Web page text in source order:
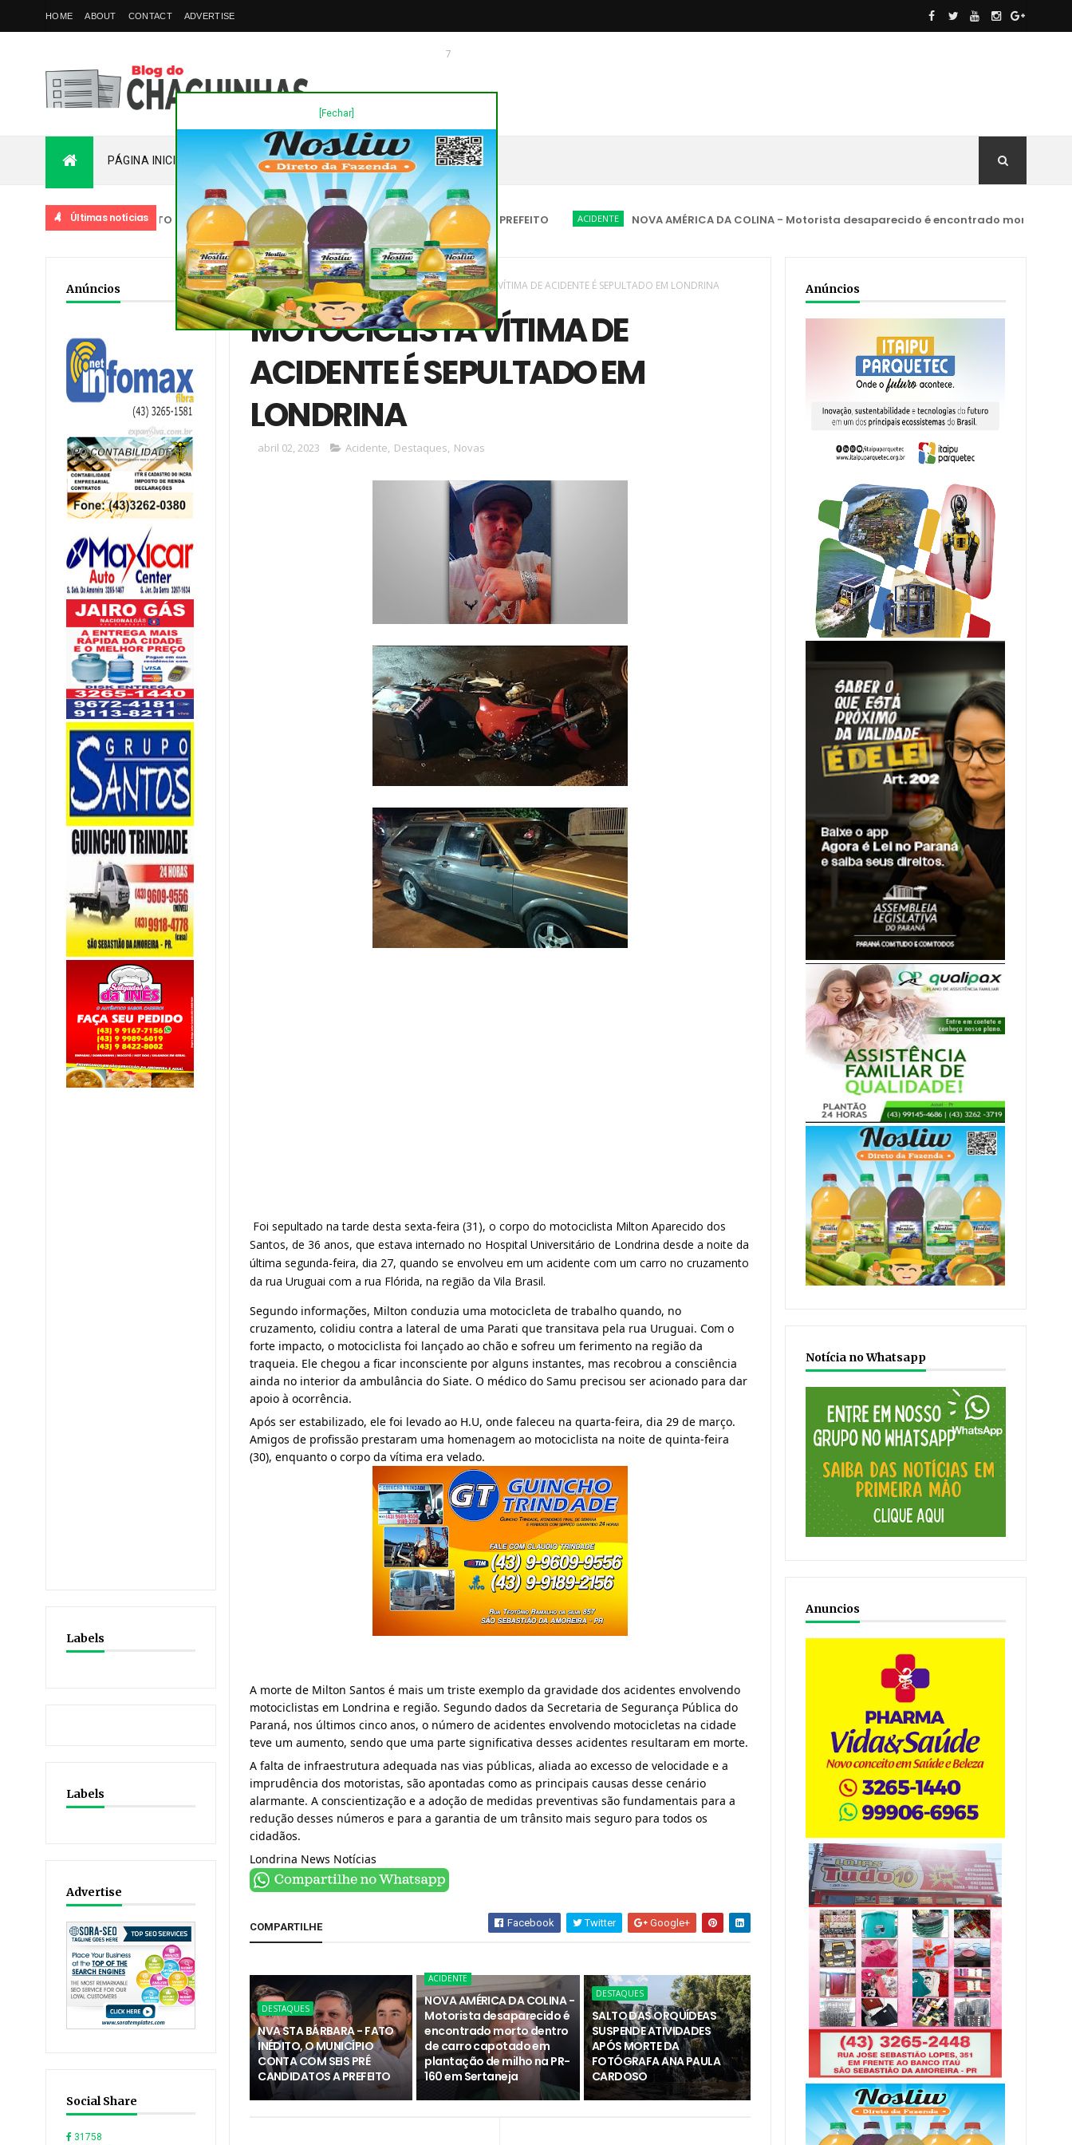
[Fechar]
HOME ABOUT CONTACT ADVERTISE
7
PÁGINA INICIAL PLANTÃO FALE COM O CHAGUINHAS
Últimas notícias
STA BÁRBARA - FATO INÉDITO, O MUNICÍPIO CONTA COM SEIS PRÉ CANDIDATOS A PREFEITO ACIDENTE NOVA AMÉRICA DA COLINA - Motorista desaparecido é encontrado morto dentro de
Anúncios
Labels
Labels
Advertise
Social Share
31758
Home/Acidente/Destaques/Novas/MOTOCICLISTA VÍTIMA DE ACIDENTE É SEPULTADO EM LONDRINA
MOTOCICLISTA VÍTIMA DE
ACIDENTE É SEPULTADO EM
LONDRINA
abril 02, 2023 Acidente, Destaques, Novas
Foi sepultado na tarde desta sexta-feira (31), o corpo do motociclista Milton Aparecido dos
Santos, de 36 anos, que estava internado no Hospital Universitário de Londrina desde a noite da
última segunda-feira, dia 27, quando se envolveu em um acidente com um carro no cruzamento
da rua Uruguai com a rua Flórida, na região da Vila Brasil.
Segundo informações, Milton conduzia uma motocicleta de trabalho quando, no
cruzamento, colidiu contra a lateral de uma Parati que transitava pela rua Uruguai. Com o
forte impacto, o motociclista foi lançado ao chão e sofreu um ferimento na região da
traqueia. Ele chegou a ficar inconsciente por alguns instantes, mas recobrou a consciência
ainda no interior da ambulância do Siate. O médico do Samu precisou ser acionado para dar
apoio à ocorrência.
Após ser estabilizado, ele foi levado ao H.U, onde faleceu na quarta-feira, dia 29 de março.
Amigos de profissão prestaram uma homenagem ao motociclista na noite de quinta-feira
(30), enquanto o corpo da vítima era velado.
A morte de Milton Santos é mais um triste exemplo da gravidade dos acidentes envolvendo
motociclistas em Londrina e região. Segundo dados da Secretaria de Segurança Pública do
Paraná, nos últimos cinco anos, o número de acidentes envolvendo motocicletas na cidade
teve um aumento, sendo que uma parte significativa desses acidentes resultaram em morte.
A falta de infraestrutura adequada nas vias públicas, aliada ao excesso de velocidade e a
imprudência dos motoristas, são apontadas como as principais causas desse cenário
alarmante. A conscientização e a adoção de medidas preventivas são fundamentais para a
redução desses números e para a garantia de um trânsito mais seguro para todos os
cidadãos.
Londrina News Notícias
COMPARTILHE Facebook Twitter Google+
DESTAQUES
NVA STA BÁRBARA - FATO
INÉDITO, O MUNICÍPIO
CONTA COM SEIS PRÉ
CANDIDATOS A PREFEITO
ACIDENTE
NOVA AMÉRICA DA COLINA -
Motorista desaparecido é
encontrado morto dentro
de carro capotado em
plantação de milho na PR-
160 em Sertaneja
DESTAQUES
SALTO DAS ORQUÍDEAS
SUSPENDE ATIVIDADES
APÓS MORTE DA
FOTÓGRAFA ANA PAULA
CARDOSO
Anúncios
Notícia no Whatsapp
Anuncios